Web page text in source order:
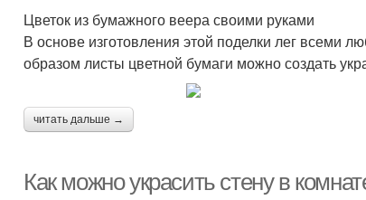
Цветок из бумажного веера своими руками
В основе изготовления этой поделки лег
образом листы цветной бумаги можно создать
читать дальше →
Как можно украсить стену в